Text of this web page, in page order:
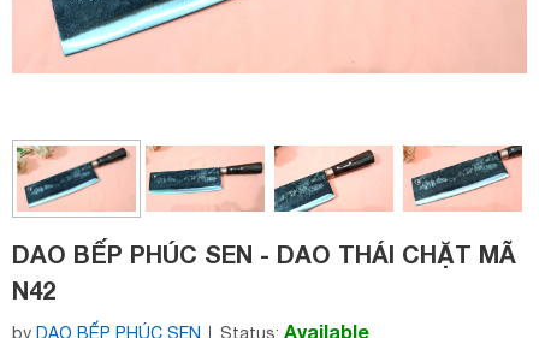
DAO BẾP PHÚC SEN - DAO THÁI CHẶT MÃ
N42
by DAO BẾP PHÚC SEN Status: Available